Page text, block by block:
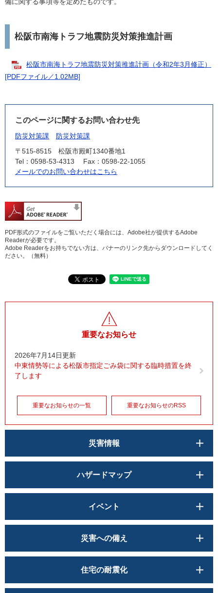
備に関する事項等を定めたものです。
松阪市南海トラフ地震防災対策推進計画
松阪市南海トラフ地震防災対策推進計画（令和2年3月修正）
[PDFファイル／1.02MB]
このページに関するお問い合わせ先
防災対策課
防災対策課
〒515-8515
松阪市殿町1340番地1
Tel：0598-53-4313
Fax：0598-22-1055
メールでのお問い合わせはこちら
PDF形式のファイルをご覧いただく場合には、Adobe社が提供するAdobe
Readerが必要です。
Adobe Readerをお持ちでない方は、バナーのリンク先からダウンロードしてく
ださい。（無料）
重要なお知らせ
2026年7月14日更新
中東情勢等による松阪市指定ごみ袋に関する臨時措置を終
了します
重要なお知らせの一覧 重要なお知らせのRSS
災害情報
ハザードマップ
イベント
災害への備え
住宅の耐震化